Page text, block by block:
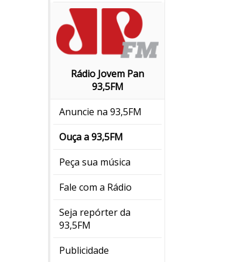
Rádio Jovem Pan
93,5FM
Anuncie na 93,5FM
Ouça a 93,5FM
Peça sua música
Fale com a Rádio
Seja repórter da
93,5FM
Publicidade